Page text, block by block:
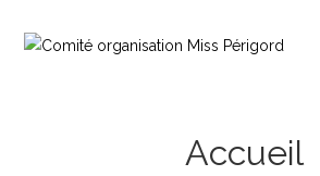
Accueil